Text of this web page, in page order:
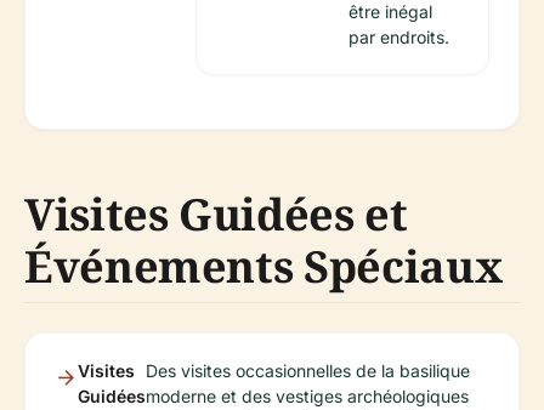
être inégal
par endroits.
Visites Guidées et
Événements Spéciaux
Visites
Guidées
Des visites occasionnelles de la basilique
moderne et des vestiges archéologiques